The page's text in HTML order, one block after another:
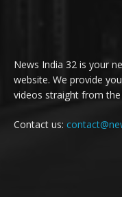
News India 32 is your
website. We provide
videos straight from
Contact us: